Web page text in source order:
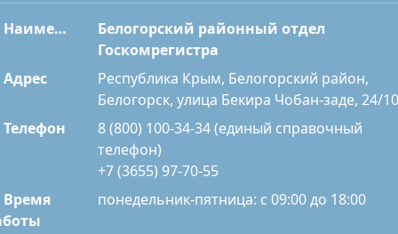
Наименование
Белогорский районный отдел
Госкомрегистра
Адрес
Республика Крым, Белогорский район,
Белогорск, улица Бекира Чобан-заде, 24/10
Телефон
8 (800) 100-34-34 (единый справочный
телефон)
+7 (3655) 97-70-55
Время
понедельник-пятница: с 09:00 до 18:00